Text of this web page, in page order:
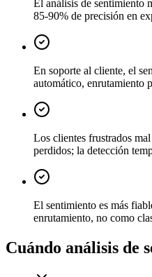
El análisis de sentimiento
85-90% de precisión en
En soporte al cliente, el
automático, enrutamiento
Los clientes frustrados
perdidos; la detección
El sentimiento es más
enrutamiento, no como
Cuándo análisis de